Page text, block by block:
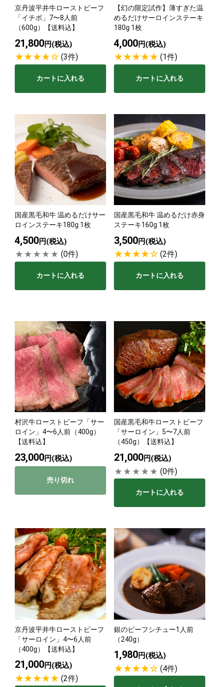
京丹波平井牛ローストビーフ
「イチボ」7〜8人前
（600g）【送料込】
21,800円(税込)
(3件)
カートに入れる
【幻の限定試作】薄すぎた温
めるだけサーロインステーキ
180g 1枚
4,000円(税込)
(1件)
カートに入れる
国産黒毛和牛 温めるだけサー
ロインステーキ180g 1枚
4,500円(税込)
(0件)
カートに入れる
国産黒毛和牛 温めるだけ赤身
ステーキ160g 1枚
3,500円(税込)
(2件)
カートに入れる
村沢牛ローストビーフ「サー
ロイン」4〜6人前（400g）
【送料込】
23,000円(税込)
売り切れ
国産黒毛和牛ローストビーフ
「サーロイン」5〜7人前
（450g）【送料込】
21,000円(税込)
(0件)
カートに入れる
京丹波平井牛ローストビーフ
「サーロイン」4〜6人前
（400g）【送料込】
21,000円(税込)
(2件)
銀のビーフシチュー1人前
（240g）
1,980円(税込)
(4件)